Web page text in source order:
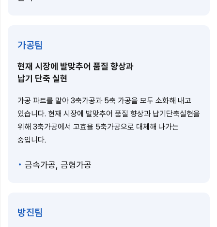
가공팀
현재 시장에 발맞추어 품질 향상과
납기 단축 실현
가공 파트를 맡아 3축가공과 5축 가공을 모두 소화해 내고
있습니다. 현재 시장에 발맞추어 품질 향상과 납기단축실현을
위해 3축가공에서 고효율 5축가공으로 대체해 나가는
중입니다.
금속가공, 금형가공
방진팀